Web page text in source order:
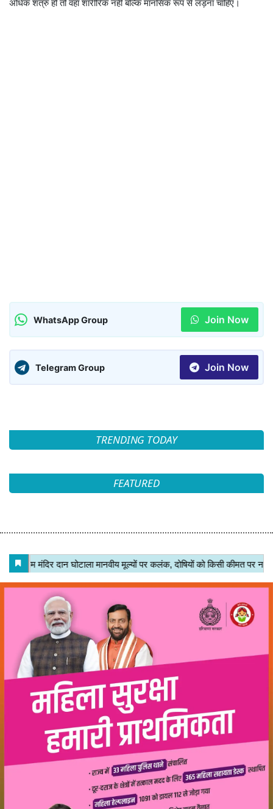
अधिक शत्रु हों तो वहां शारीरिक नहीं बल्कि मानसिक रूप से लड़ना चाहिए।
WhatsApp Group Join Now
Telegram Group Join Now
TRENDING TODAY
FEATURED